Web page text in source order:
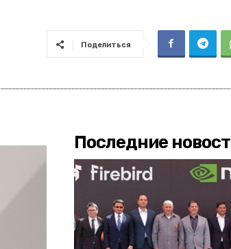
Поделиться
Последние